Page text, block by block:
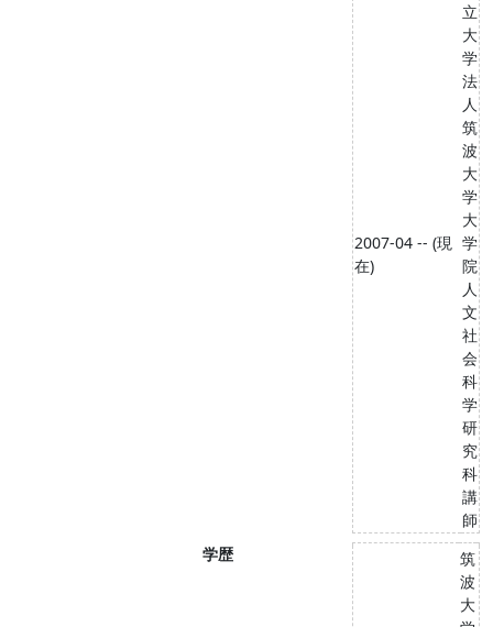
2007-04 -- (現
在)
立
大
学
法
人
筑
波
大
学
大
学
院
人
文
社
会
科
学
研
究
科
講
師
学歴
筑
波
大